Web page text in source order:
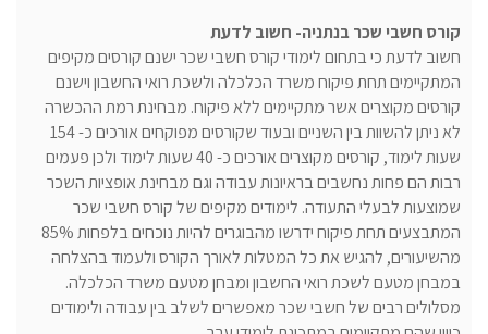
קורס חשבי שכר בנתניה- חשוב לדעת
חשוב לדעת כי בתחום לימודי קורס חשבי שכר ישנם קורסים מקיפים
המתקיימים תחת פיקוח משרד הכלכלה ולשכת רואי החשבון וישנם
קורסים מקוצרים אשר מתקיימים ללא פיקוח. מבחינת רמת ההכשרה
לא ניתן להשוות בין השניים ובעוד שקורסים מפוקחים אורכים כ- 154
שעות לימוד, קורסים מקוצרים אורכים כ- 40 שעות לימוד ולכן פעמים
רבות הם פחות נחשבים בראיונות עבודה וגם מבחינת אופציות השכר
שמוצעות לבעלי התעודה. לימודים מקיפים של קורס חשבי שכר
המתבצעים תחת פיקוח ידרשו מהבוגרים להיות נוכחים בלפחות 85%
מהשיעורים, להגיש את כל המטלות לאורך הקורס ולעמוד בהצלחה
במבחן מטעם לשכת רואי החשבון ומבחן מטעם משרד הכלכלה.
מסלולים רבים של חשבי שכר מאפשרים לשלב בין עבודה ולימודים